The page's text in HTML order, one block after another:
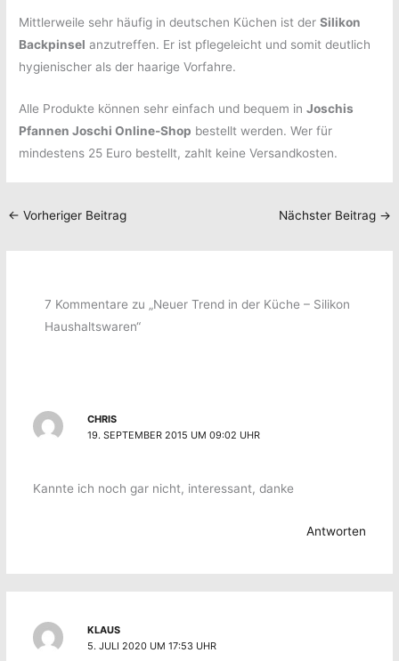
Mittlerweile sehr häufig in deutschen Küchen ist derSilikon
Backpinsel anzutreffen. Er ist pflegeleicht und somit deutlich
hygienischer als der haarige Vorfahre.
Alle Produkte können sehr einfach und bequem inJoschis
Pfannen Joschi Online-Shop bestellt werden. Wer für
mindestens 25 Euro bestellt, zahlt keine Versandkosten.
← Vorheriger Beitrag Nächster Beitrag →
7 Kommentare zu „Neuer Trend in der Küche – Silikon
Haushaltswaren“
CHRIS
19. SEPTEMBER 2015 UM 09:02 UHR
Kannte ich noch gar nicht, interessant, danke
Antworten
KLAUS
5. JULI 2020 UM 17:53 UHR